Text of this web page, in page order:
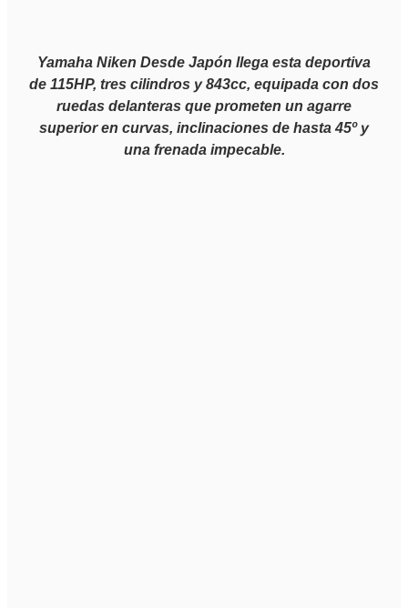
Yamaha Niken Desde Japón llega esta deportiva
de 115HP, tres cilindros y 843cc, equipada con dos
ruedas delanteras que prometen un agarre
superior en curvas, inclinaciones de hasta 45º y
una frenada impecable.